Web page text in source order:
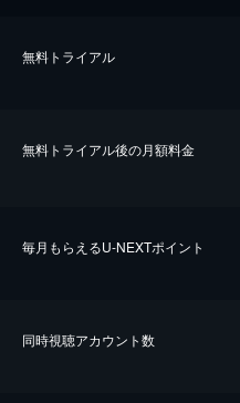
無料トライアル
無料トライアル後の⽉額料金
毎⽉もらえるU-NEXTポイント
同時視聴アカウント数